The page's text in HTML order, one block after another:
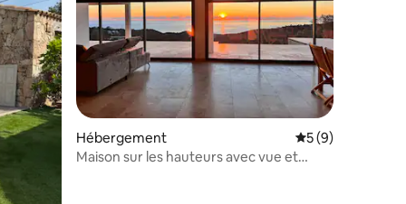
: 5 sur 5
Hébergement Évaluation
5 (9)
Maison sur les hauteurs avec vue et